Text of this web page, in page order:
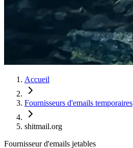
Accueil
Fournisseurs d'emails temporaires
shitmail.org
Fournisseur d'emails jetables